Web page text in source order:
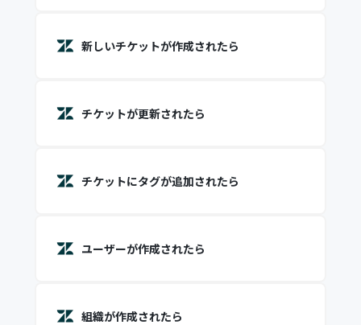
新しいチケットが作成されたら
チケットが更新されたら
チケットにタグが追加されたら
ユーザーが作成されたら
組織が作成されたら